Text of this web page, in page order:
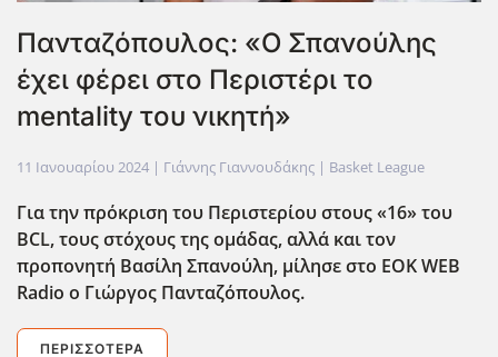
Πανταζόπουλος: «Ο Σπανούλης
έχει φέρει στο Περιστέρι το
mentality του νικητή»
11 Ιανουαρίου 2024 | Γιάννης Γιαννουδάκης | Basket League
Για την πρόκριση του Περιστερίου στους «16» του
BCL, τους στόχους της ομάδας, αλλά και τον
προπονητή Βασίλη Σπανούλη, μίλησε στο EOKWEB
Radio ο Γιώργος Πανταζόπουλος.
ΠΕΡΙΣΣΌΤΕΡΑ